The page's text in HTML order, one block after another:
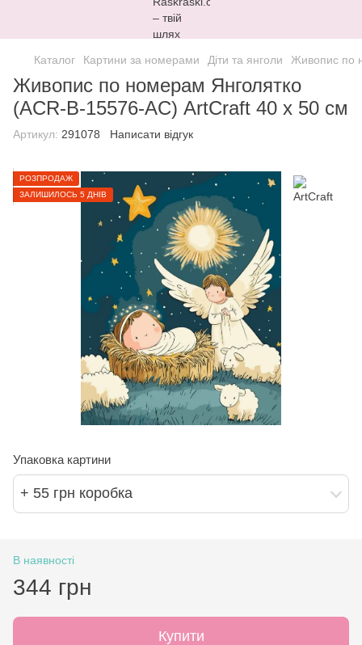
Каталог Картини за номерами Діти та янголи Живопис по
Живопис по номерам Янголятко
(ACR-B-15576-AC) ArtCraft 40 х 50 см
Артикул: 291078 Написати відгук
РОЗПРОДАЖ
ЗАЛИШИЛОСЬ 5 ДНІВ
Упаковка картини
+ 55 грн коробка
В наявності
344 грн
Купити